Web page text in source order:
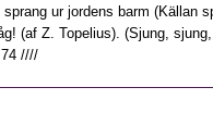
ur jordens barm (Källan
(af Z. Topelius). (Sjung,
////